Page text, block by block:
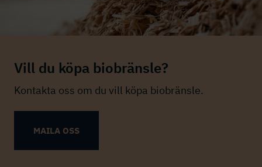
Vill du köpa biobränsle?
Kontakta oss om du vill köpa biobränsle.
MAILA OSS